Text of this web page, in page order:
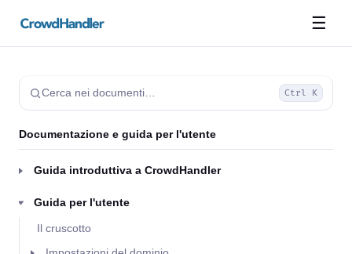
☰
Cerca nei documenti… Ctrl K
Documentazione e guida per l'utente
Guida introduttiva a CrowdHandler
Guida per l'utente
Il cruscotto